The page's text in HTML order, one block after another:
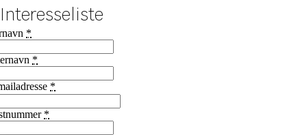
Interesseliste
*
*
*
*